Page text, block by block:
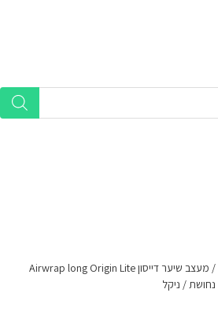
/
מעצב שיער דייסון Airwrap long Origin Lite